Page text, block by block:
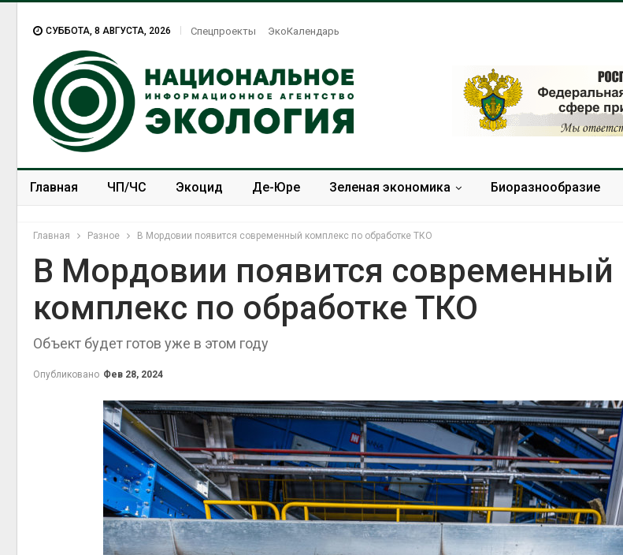
СУББОТА, 8 АВГУСТА, 2026 Спецпроекты ЭкоКалендарь
Главная ЧП/ЧС Экоцид Де-Юре Зеленая экономика Биоразнообразие
Главная Разное В Мордовии появится современный комплекс по обработке ТКО
В Мордовии появится современный
комплекс по обработке ТКО
Объект будет готов уже в этом году
Опубликовано Фев 28, 2024
Тайфун, засуха и пожары:
сразу несколько
Солнечные панели над
каналами позволяют
одновременно
вырабатывать энергию и
экономить воду
Авг 7, 2026
Дождевая вода с крыш
может помочь городам
переживать жару
наблюдению
Авг 8, 2026